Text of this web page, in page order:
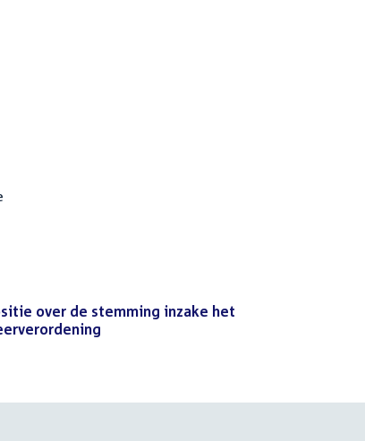
over de stemming inzake het